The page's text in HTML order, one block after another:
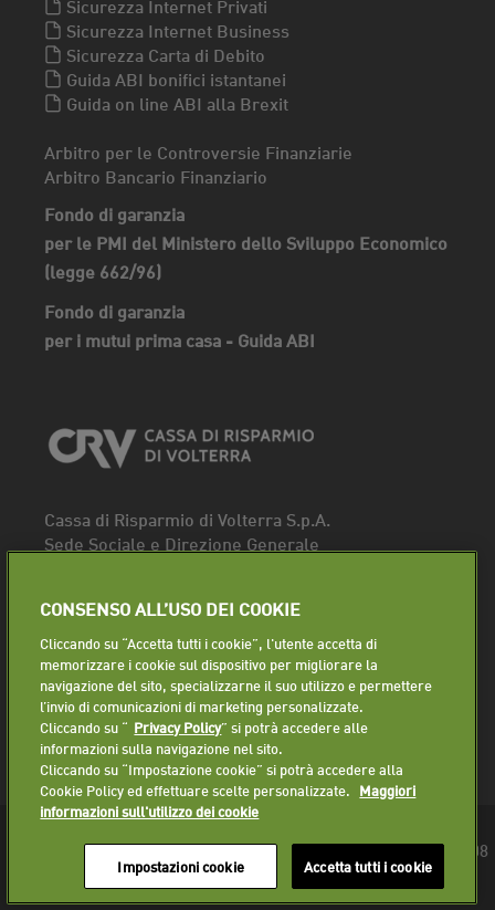
Sicurezza Internet Privati
Sicurezza Internet Business
Sicurezza Carta di Debito
Guida ABI bonifici istantanei
Guida on line ABI alla Brexit
Arbitro per le Controversie Finanziarie
Arbitro Bancario Finanziario
Fondo di garanzia
per le PMI del Ministero dello Sviluppo Economico
(legge 662/96)
Fondo di garanzia
per i mutui prima casa - Guida ABI
Cassa di Risparmio di Volterra S.p.A.
Sede Sociale e Direzione Generale
Fax. 0588 86940
Segui la pagina
Lavora con noi
© 2018 Cassa di Risparmio di Volterra S.p.A. - P.IVA 01225610508
CONSENSO ALL’USO DEI COOKIE
Cliccando su “Accetta tutti i cookie”, l'utente accetta di
memorizzare i cookie sul dispositivo per migliorare la
navigazione del sito, specializzarne il suo utilizzo e permettere
l’invio di comunicazioni di marketing personalizzate.
Cliccando su “ Privacy Policy” si potrà accedere alle
informazioni sulla navigazione nel sito.
Cliccando su “Impostazione cookie” si potrà accedere alla
Cookie Policy ed effettuare scelte personalizzate. Maggiori
informazioni sull'utilizzo dei cookie
Accetta tutti i cookie
Impostazioni cookie